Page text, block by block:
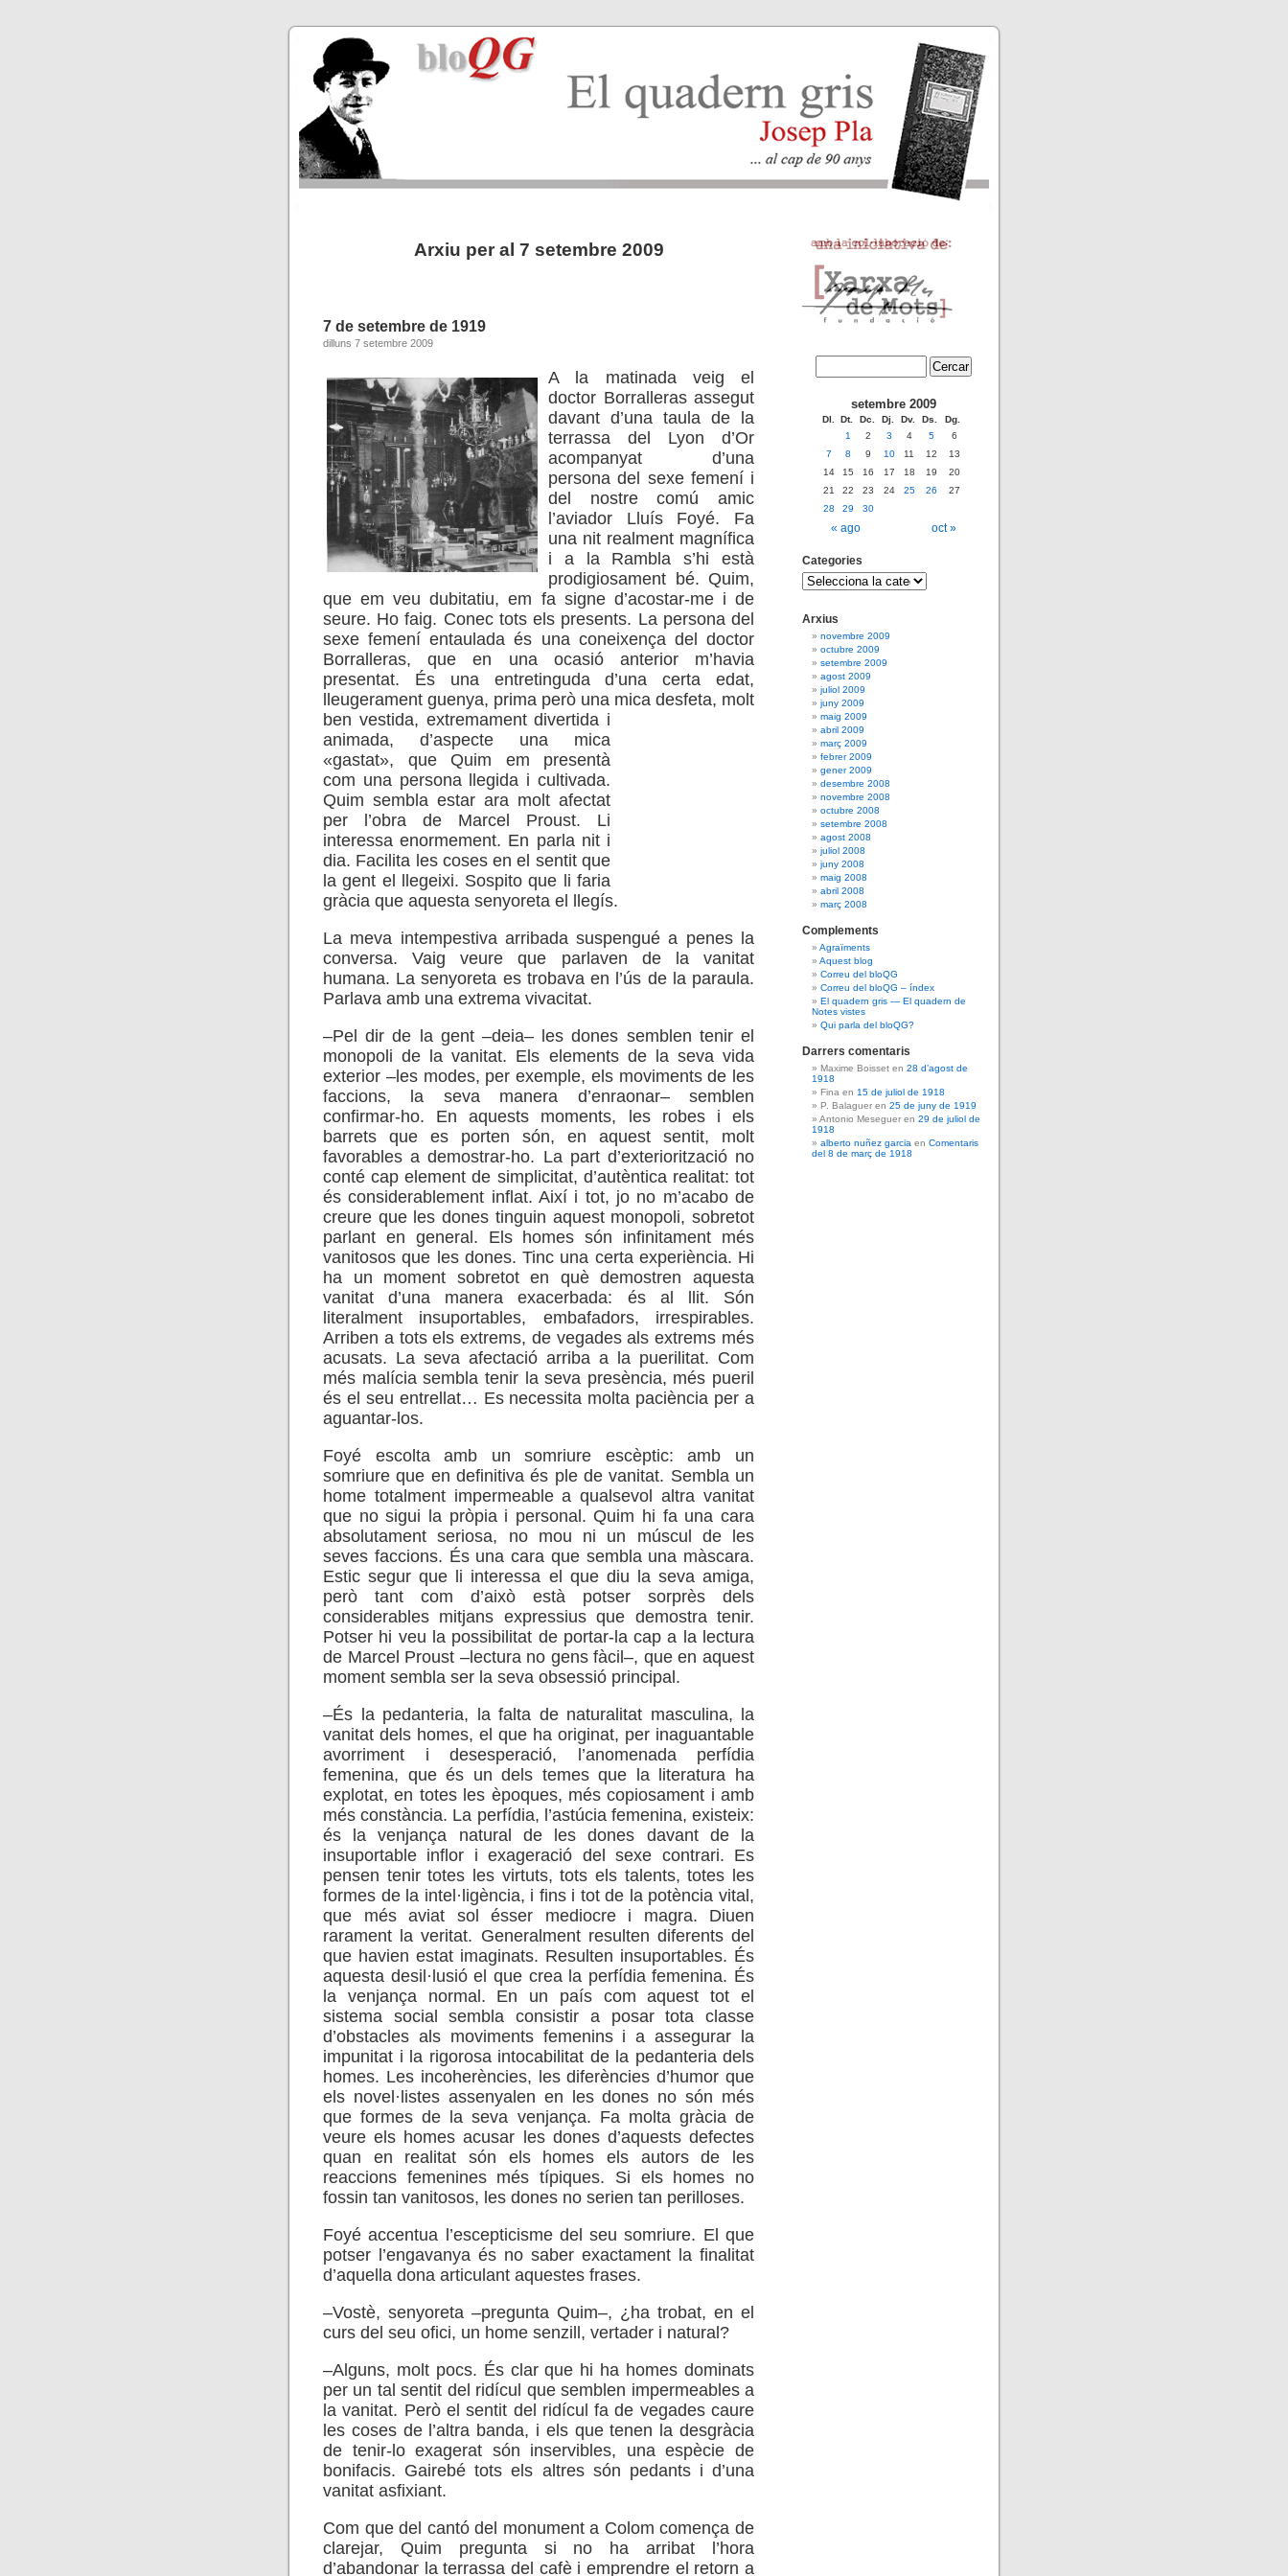
Arxiu per al 7 setembre 2009
7 de setembre de 1919
dilluns 7 setembre 2009
A la matinada veig el
doctor Borralleras assegut
davant d’una taula de la
terrassa del Lyon d’Or
acompanyat d’una
persona del sexe femení i
del nostre comú amic
l’aviador Lluís Foyé. Fa
una nit realment magnífica
i a la Rambla s’hi està
prodigiosament bé. Quim,
que em veu dubitatiu, em fa signe d’acostar-me i de
seure. Ho faig. Conec tots els presents. La persona del
sexe femení entaulada és una coneixença del doctor
Borralleras, que en una ocasió anterior m’havia
presentat. És una entretinguda d’una certa edat,
lleugerament guenya, prima però una mica desfeta, molt
ben vestida, extremament divertida i
animada, d’aspecte una mica
«gastat», que Quim em presentà
com una persona llegida i cultivada.
Quim sembla estar ara molt afectat
per l’obra de Marcel Proust. Li
interessa enormement. En parla nit i
dia. Facilita les coses en el sentit que
la gent el llegeixi. Sospito que li faria
gràcia que aquesta senyoreta el llegís.
La meva intempestiva arribada suspengué a penes la
conversa. Vaig veure que parlaven de la vanitat
humana. La senyoreta es trobava en l’ús de la paraula.
Parlava amb una extrema vivacitat.
–Pel dir de la gent –deia– les dones semblen tenir el
monopoli de la vanitat. Els elements de la seva vida
exterior –les modes, per exemple, els moviments de les
faccions, la seva manera d’enraonar– semblen
confirmar-ho. En aquests moments, les robes i els
barrets que es porten són, en aquest sentit, molt
favorables a demostrar-ho. La part d’exteriorització no
conté cap element de simplicitat, d’autèntica realitat: tot
és considerablement inflat. Així i tot, jo no m’acabo de
creure que les dones tinguin aquest monopoli, sobretot
parlant en general. Els homes són infinitament més
vanitosos que les dones. Tinc una certa experiència. Hi
ha un moment sobretot en què demostren aquesta
vanitat d’una manera exacerbada: és al llit. Són
literalment insuportables, embafadors, irrespirables.
Arriben a tots els extrems, de vegades als extrems més
acusats. La seva afectació arriba a la puerilitat. Com
més malícia sembla tenir la seva presència, més pueril
és el seu entrellat… Es necessita molta paciència per a
aguantar-los.
Foyé escolta amb un somriure escèptic: amb un
somriure que en definitiva és ple de vanitat. Sembla un
home totalment impermeable a qualsevol altra vanitat
que no sigui la pròpia i personal. Quim hi fa una cara
absolutament seriosa, no mou ni un múscul de les
seves faccions. És una cara que sembla una màscara.
Estic segur que li interessa el que diu la seva amiga,
però tant com d’això està potser sorprès dels
considerables mitjans expressius que demostra tenir.
Potser hi veu la possibilitat de portar-la cap a la lectura
de Marcel Proust –lectura no gens fàcil–, que en aquest
moment sembla ser la seva obsessió principal.
–És la pedanteria, la falta de naturalitat masculina, la
vanitat dels homes, el que ha originat, per inaguantable
avorriment i desesperació, l’anomenada perfídia
femenina, que és un dels temes que la literatura ha
explotat, en totes les èpoques, més copiosament i amb
més constància. La perfídia, l’astúcia femenina, existeix:
és la venjança natural de les dones davant de la
insuportable inflor i exageració del sexe contrari. Es
pensen tenir totes les virtuts, tots els talents, totes les
formes de la intel·ligència, i fins i tot de la potència vital,
que més aviat sol ésser mediocre i magra. Diuen
rarament la veritat. Generalment resulten diferents del
que havien estat imaginats. Resulten insuportables. És
aquesta desil·lusió el que crea la perfídia femenina. És
la venjança normal. En un país com aquest tot el
sistema social sembla consistir a posar tota classe
d’obstacles als moviments femenins i a assegurar la
impunitat i la rigorosa intocabilitat de la pedanteria dels
homes. Les incoherències, les diferències d’humor que
els novel·listes assenyalen en les dones no són més
que formes de la seva venjança. Fa molta gràcia de
veure els homes acusar les dones d’aquests defectes
quan en realitat són els homes els autors de les
reaccions femenines més típiques. Si els homes no
fossin tan vanitosos, les dones no serien tan perilloses.
Foyé accentua l’escepticisme del seu somriure. El que
potser l’engavanya és no saber exactament la finalitat
d’aquella dona articulant aquestes frases.
–Vostè, senyoreta –pregunta Quim–, ¿ha trobat, en el
curs del seu ofici, un home senzill, vertader i natural?
–Alguns, molt pocs. És clar que hi ha homes dominats
per un tal sentit del ridícul que semblen impermeables a
la vanitat. Però el sentit del ridícul fa de vegades caure
les coses de l’altra banda, i els que tenen la desgràcia
de tenir-lo exagerat són inservibles, una espècie de
bonifacis. Gairebé tots els altres són pedants i d’una
vanitat asfixiant.
Com que del cantó del monument a Colom comença de
clarejar, Quim pregunta si no ha arribat l’hora
d’abandonar la terrassa del cafè i emprendre el retorn a
setembre 2009
Dl. Dt. Dc. Dj. Dv. Ds. Dg.
« ago oct »
1 2 3 4 5
6
7
8 9 10 11 12
13
14
15 16 17 18 19
20
21
22 23 24 25 26
27
28
29 30
Categories
Arxius
novembre 2009
octubre 2009
setembre 2009
agost 2009
juliol 2009
juny 2009
maig 2009
abril 2009
març 2009
febrer 2009
gener 2009
desembre 2008
novembre 2008
octubre 2008
setembre 2008
agost 2008
juliol 2008
juny 2008
maig 2008
abril 2008
març 2008
Complements
Agraïments
Aquest blog
Correu del bloQG
Correu del bloQG – índex
El quadern gris — El quadern de
Notes vistes
Qui parla del bloQG?
Darrers comentaris
Maxime Boisset en 28 d’agost de
1918
Fina en 15 de juliol de 1918
P. Balaguer en 25 de juny de 1919
Antonio Meseguer en 29 de juliol de
1918
alberto nuñez garcia en Comentaris
del 8 de març de 1918